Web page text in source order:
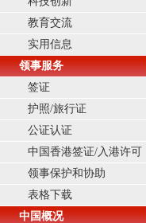
教育交流
实用信息
领事服务
签证
护照/旅行证
公证认证
中国香港签证/入港许可
领事保护和协助
表格下载
中国概况